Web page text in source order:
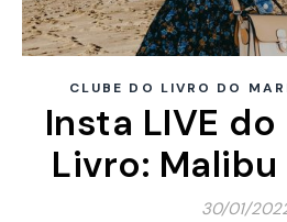
CLUBE DO LIVRO DO
Insta LIVE
Livro: Malibu
30/01/